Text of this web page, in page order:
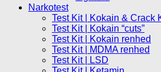
Narkotest
Test Kit | Kokain & Crack
Test Kit | Kokain “cuts”
Test Kit | Kokain renhed
Test Kit | MDMA renhed
Test Kit | LSD